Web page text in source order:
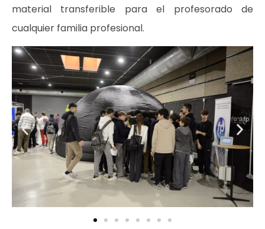
material transferible para el profesorado de
cualquier familia profesional.